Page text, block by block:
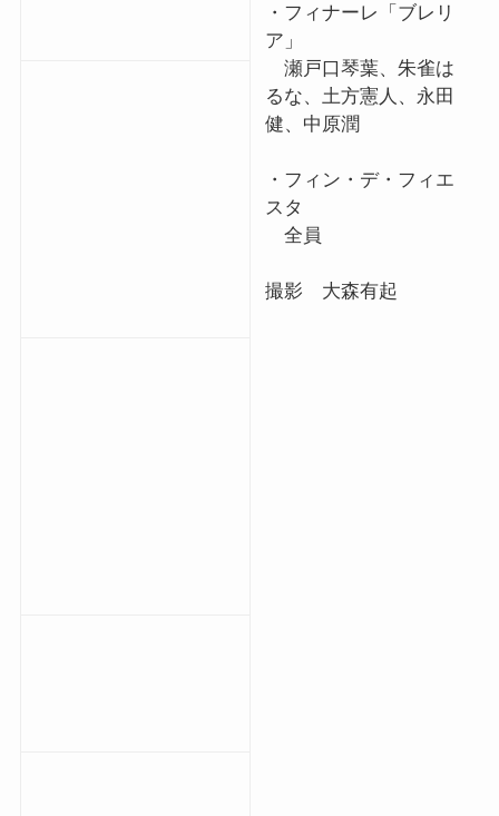
・フィナーレ「ブレリ
ア」
瀬戸口琴葉、朱雀は
るな、土方憲人、永田
健、中原潤
・フィン・デ・フィエ
スタ
全員
撮影 大森有起